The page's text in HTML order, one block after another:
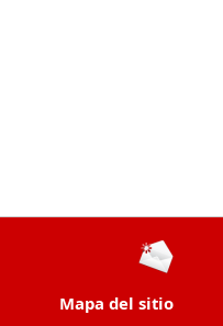
Mapa del sitio